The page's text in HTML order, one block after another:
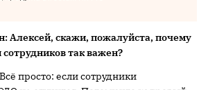
Алексей, скажи, пожалуйста, почему
так важен?
Всё просто: если сотрудники